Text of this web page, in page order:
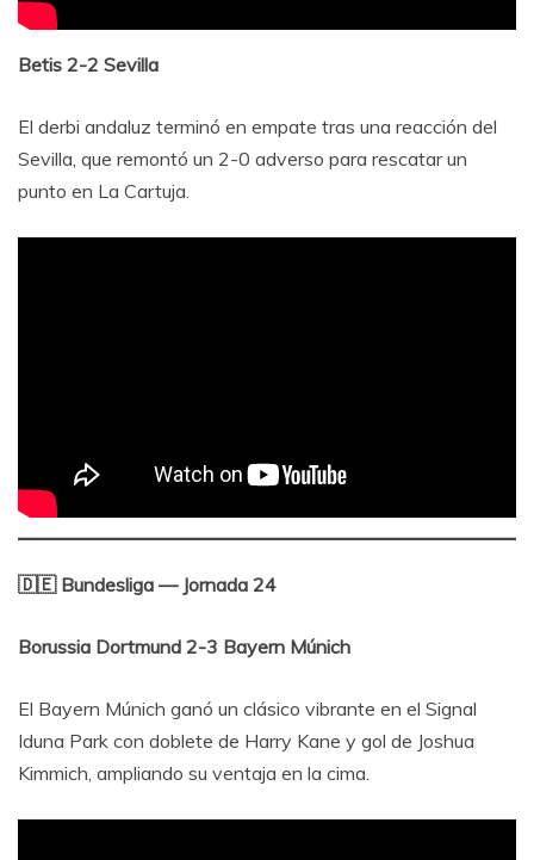
Betis 2-2 Sevilla
El derbi andaluz terminó en empate tras una reacción del
Sevilla, que remontó un 2-0 adverso para rescatar un
punto en La Cartuja.
🇩🇪 Bundesliga — Jornada 24
Borussia Dortmund 2-3 Bayern Múnich
El Bayern Múnich ganó un clásico vibrante en el Signal
Iduna Park con doblete de Harry Kane y gol de Joshua
Kimmich, ampliando su ventaja en la cima.